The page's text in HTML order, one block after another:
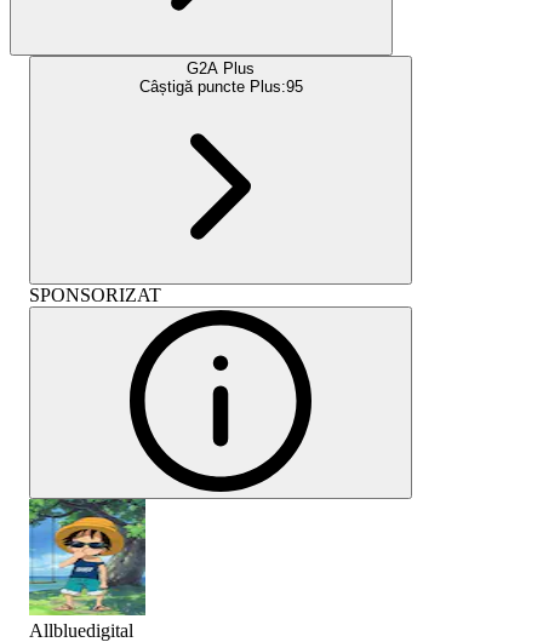
G2A Plus
Câștigă puncte Plus:95
SPONSORIZAT
Allbluedigital